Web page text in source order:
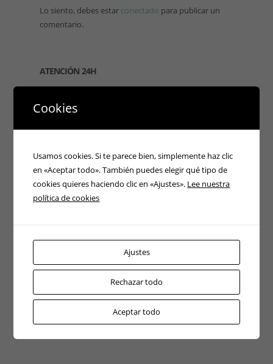
Lo siento, debes estar conectado para publicar un
comentario.
ATENCIÓN 24H
Cookies
Usamos cookies. Si te parece bien, simplemente haz clic
en «Aceptar todo». También puedes elegir qué tipo de
cookies quieres haciendo clic en «Ajustes». Lee nuestra
política de cookies
Ajustes
Rechazar todo
Aceptar todo